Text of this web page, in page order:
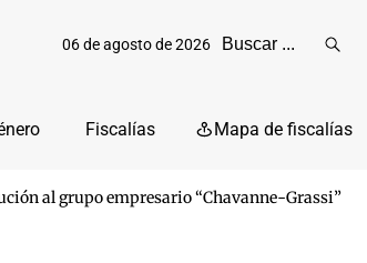
06 de agosto de 2026
Fiscalías Mapa de fiscalías
al grupo empresario “Chavanne-Grassi”